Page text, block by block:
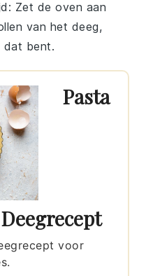
: Zet deoven aan
van het deeg,
dat bent.
Pasta
voor